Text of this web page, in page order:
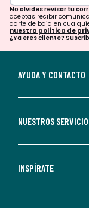
No olvides revisar tu
aceptas recibir
darte de baja en
nuestra política de
¿Ya eres cliente?
AYUDA Y CONTACTO
NUESTROS
INSPÍRATE